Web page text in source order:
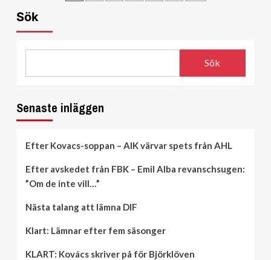
Sök
Sök
Senaste inläggen
Efter Kovacs-soppan – AIK värvar spets från AHL
Efter avskedet från FBK – Emil Alba revanschsugen:
”Om de inte vill…”
Nästa talang att lämna DIF
Klart: Lämnar efter fem säsonger
KLART: Kovács skriver på för Björklöven